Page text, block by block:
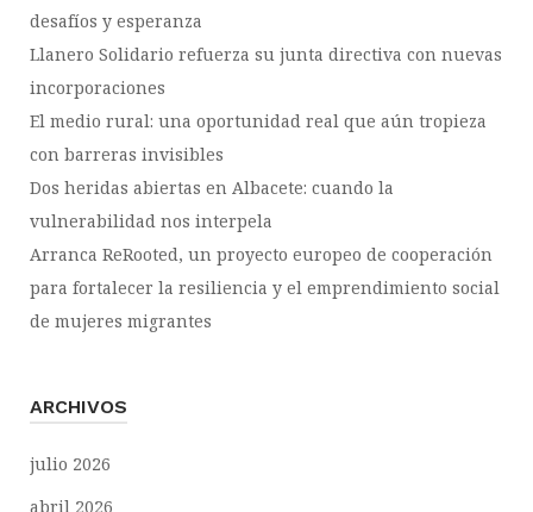
desafíos y esperanza
Llanero Solidario refuerza su junta directiva con nuevas
incorporaciones
El medio rural: una oportunidad real que aún tropieza
con barreras invisibles
Dos heridas abiertas en Albacete: cuando la
vulnerabilidad nos interpela
Arranca ReRooted, un proyecto europeo de cooperación
para fortalecer la resiliencia y el emprendimiento social
de mujeres migrantes
ARCHIVOS
julio 2026
abril 2026